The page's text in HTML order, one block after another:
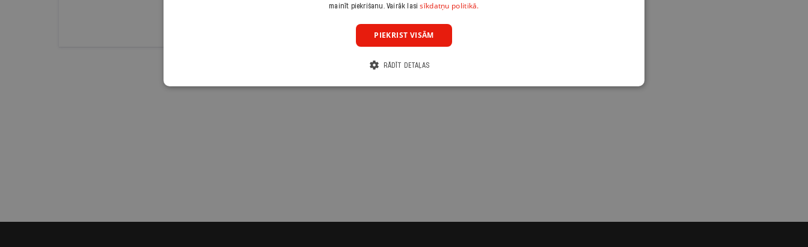
mainīt piekrišanu. Vairāk lasisīkdatņu politikā.
PIEKRIST VISĀM
RĀDĪT DETAĻAS